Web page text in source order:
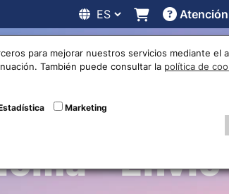
online Cotizaciones Localizaciones
en
-
para mejorar nuestros servicios mediante el
También puede consultar la política de
Marketing